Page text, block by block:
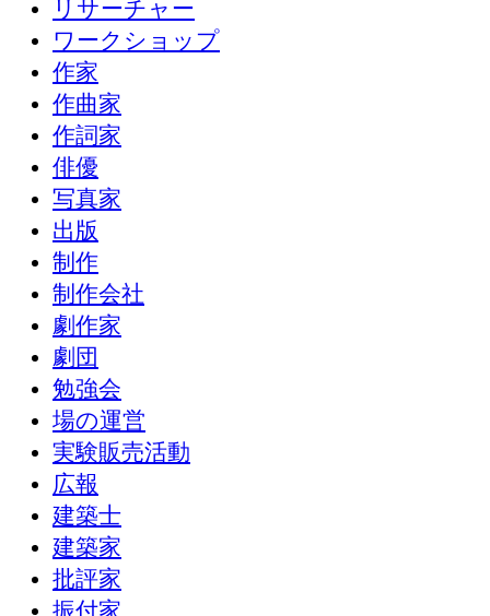
リサーチャー
ワークショップ
作家
作曲家
作詞家
俳優
写真家
出版
制作
制作会社
劇作家
劇団
勉強会
場の運営
実験販売活動
広報
建築士
建築家
批評家
振付家